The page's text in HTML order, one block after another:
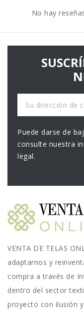
No hay
Puede darse de
consulte nuestra
legal.
VENTA DE TELAS
adaptarnos y
compra a través de
dentro del sector
proyecto con ilusión